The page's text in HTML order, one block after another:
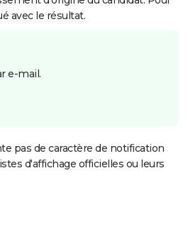
avec le résultat.
e-mail.
pas de caractère de notification
d'affichage officielles ou leurs